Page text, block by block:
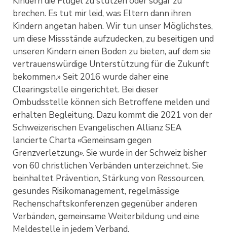
brechen. Es tut mir leid, was Eltern dann ihren
Kindern angetan haben. Wir tun unser Möglichstes,
um diese Missstände aufzudecken, zu beseitigen und
unseren Kindern einen Boden zu bieten, auf dem sie
vertrauenswürdige Unterstützung für die Zukunft
bekommen.» Seit 2016 wurde daher eine
Clearingstelle eingerichtet. Bei dieser
Ombudsstelle können sich Betroffene melden und
erhalten Begleitung. Dazu kommt die 2021 von der
Schweizerischen Evangelischen Allianz SEA
lancierte Charta «Gemeinsam gegen
Grenzverletzung». Sie wurde in der Schweiz bisher
von 60 christlichen Verbänden unterzeichnet. Sie
beinhaltet Prävention, Stärkung von Ressourcen,
gesundes Risikomanagement, regelmässige
Rechenschaftskonferenzen gegenüber anderen
Verbänden, gemeinsame Weiterbildung und eine
Meldestelle in jedem Verband.